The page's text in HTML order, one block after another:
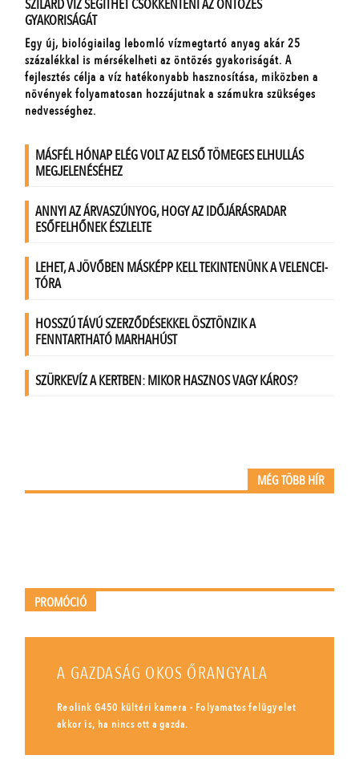
MÉG TÖBB HÍR
PROMÓCIÓ
A GAZDASÁG OKOS ŐRANGYALA
Reolink G450 kültéri kamera - Folyamatos felügyelet
akkor is, ha nincs ott a gazda.